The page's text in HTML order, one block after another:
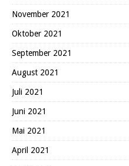
November 2021
Oktober 2021
September 2021
August 2021
Juli 2021
Juni 2021
Mai 2021
April 2021